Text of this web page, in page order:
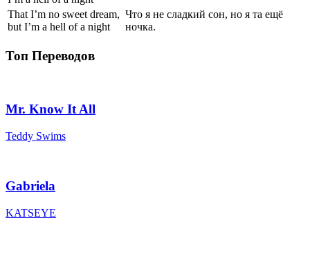
That I’m no sweet dream,
but I’m a hell of a night
Что я не сладкий сон, но я та ещё
ночка.
Топ Переводов
Mr. Know It All
Teddy Swims
Gabriela
KATSEYE